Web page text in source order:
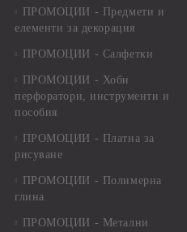
ПРОМОЦИИ - Предмети и
елементи за декорация
ПРОМОЦИИ - Салфетки
ПРОМОЦИИ - Хоби
перфоратори, инструменти и
пособия
ПРОМОЦИИ - Платна за
рисуване
ПРОМОЦИИ - Полимерна
глина
ПРОМОЦИИ - Метални